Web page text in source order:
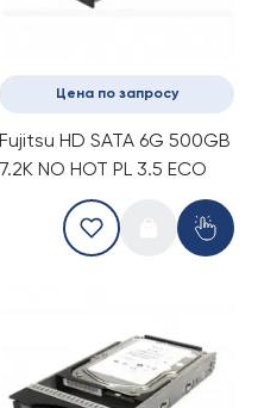
Цена по запросу
Fujitsu HD SATA 6G 500GB
7.2K NO HOT PL 3.5 ECO